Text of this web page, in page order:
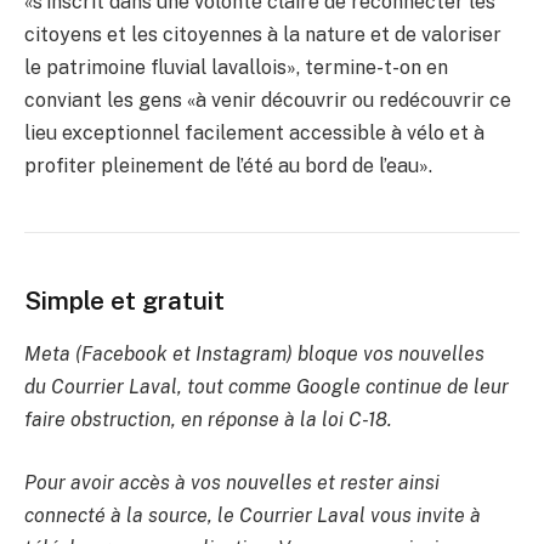
citoyens et les citoyennes à la nature et de valoriser
le patrimoine fluvial lavallois», termine-t-on en
conviant les gens «à venir découvrir ou redécouvrir ce
lieu exceptionnel facilement accessible à vélo et à
profiter pleinement de l’été au bord de l’eau».
Simple et gratuit
Meta (Facebook et Instagram) bloque vos nouvelles
du Courrier Laval, tout comme Google continue de leur
faire obstruction, en réponse à la loi C-18.
Pour avoir accès à vos nouvelles et rester ainsi
connecté à la source, le Courrier Laval vous invite à